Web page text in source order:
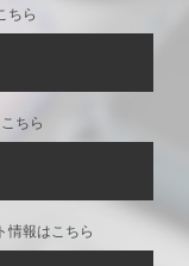
ちら
ちら
情報はこちら